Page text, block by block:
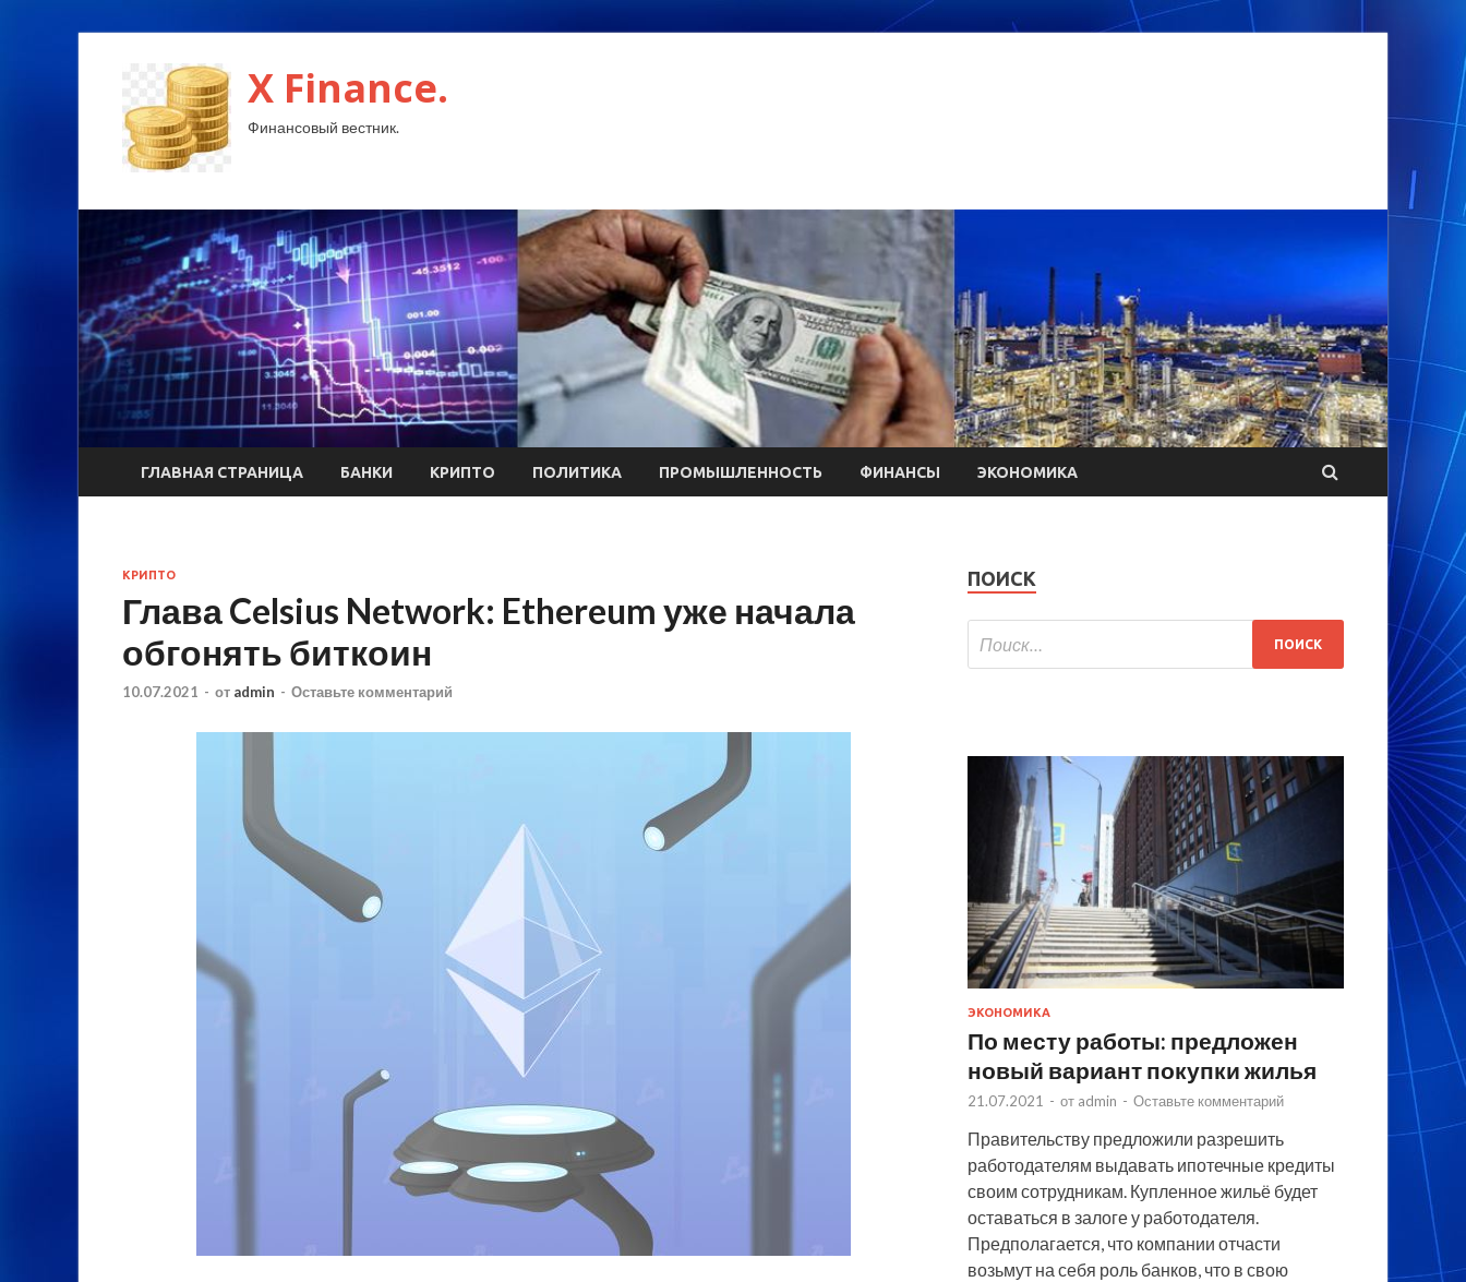
X Finance.
Финансовый вестник.
ГЛАВНАЯ СТРАНИЦА БАНКИ КРИПТО ПОЛИТИКА ПРОМЫШЛЕННОСТЬ ФИНАНСЫ ЭКОНОМИКА
КРИПТО
Глава Celsius Network: Ethereum уже начала
обгонять биткоин
10.07.2021 - от admin - Оставьте комментарий
ПОИСК
ЭКОНОМИКА
По месту работы: предложен
новый вариант покупки жилья
21.07.2021 - от admin - Оставьте комментарий
Правительству предложили разрешить
работодателям выдавать ипотечные кредиты
своим сотрудникам. Купленное жильё будет
оставаться в залоге у работодателя.
Предполагается, что компании отчасти
возьмут на себя роль банков, что в свою